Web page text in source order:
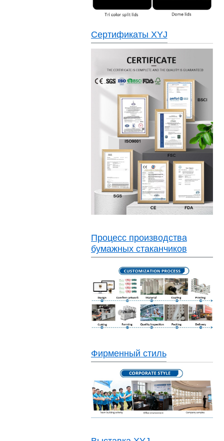
Сертификаты XYJ
Процесс производства
бумажных стаканчиков
Фирменный стиль